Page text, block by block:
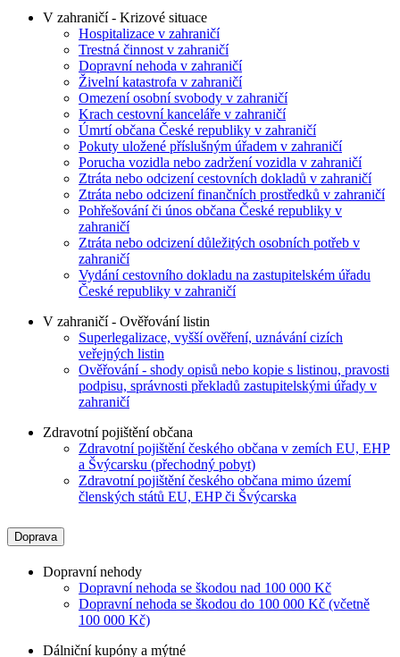
V zahraničí - Krizové situace
Hospitalizace v zahraničí
Trestná činnost v zahraničí
Dopravní nehoda v zahraničí
Živelní katastrofa v zahraničí
Omezení osobní svobody v zahraničí
Krach cestovní kanceláře v zahraničí
Úmrtí občana České republiky v zahraničí
Pokuty uložené příslušným úřadem v zahraničí
Porucha vozidla nebo zadržení vozidla v zahraničí
Ztráta nebo odcizení cestovních dokladů v zahraničí
Ztráta nebo odcizení finančních prostředků v zahraničí
Pohřešování či únos občana České republiky v
zahraničí
Ztráta nebo odcizení důležitých osobních potřeb v
zahraničí
Vydání cestovního dokladu na zastupitelském úřadu
České republiky v zahraničí
V zahraničí - Ověřování listin
Superlegalizace, vyšší ověření, uznávání cizích
veřejných listin
Ověřování - shody opisů nebo kopie s listinou, pravosti
podpisu, správnosti překladů zastupitelskými úřady v
zahraničí
Zdravotní pojištění občana
Zdravotní pojištění českého občana v zemích EU, EHP
a Švýcarsku (přechodný pobyt)
Zdravotní pojištění českého občana mimo území
členských států EU, EHP či Švýcarska
Doprava
Dopravní nehody
Dopravní nehoda se škodou nad 100 000 Kč
Dopravní nehoda se škodou do 100 000 Kč (včetně
100 000 Kč)
Dálniční kupóny a mýtné